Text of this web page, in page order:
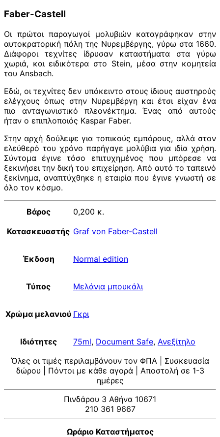
Faber-Castell
Οι πρώτοι παραγωγοί μολυβιών καταγράφηκαν στην
αυτοκρατορική πόλη της Νυρεμβέργης, γύρω στα 1660.
Διάφοροι τεχνίτες ίδρυσαν καταστήματα στα γύρω
χωριά, και ειδικότερα στο Stein, μέσα στην κομητεία
του Ansbach.
Εδώ, οι τεχνίτες δεν υπόκειντο στους ίδιους αυστηρούς
ελέγχους όπως στην Νυρεμβέργη και έτσι είχαν ένα
πιο ανταγωνιστικό πλεονέκτημα. Ένας από αυτούς
ήταν ο επιπλοποιός Kaspar Faber.
Στην αρχή δούλεψε για τοπικούς εμπόρους, αλλά στον
ελεύθερό του χρόνο παρήγαγε μολύβια για ιδία χρήση.
Σύντομα έγινε τόσο επιτυχημένος που μπόρεσε να
ξεκινήσει την δική του επιχείρηση. Από αυτό το ταπεινό
ξεκίνημα, αναπτύχθηκε η εταιρία που έγινε γνωστή σε
όλο τον κόσμο.
Βάρος
0,200 κ.
Κατασκευαστής Graf von Faber-Castell
Έκδοση Normal edition
Τύπος Μελάνια μπουκάλι
Χρώμα μελανιού Γκρι
Ιδιότητες 75ml, Document Safe, Ανεξίτηλο
Όλες οι τιμές περιλαμβάνουν τον ΦΠΑ | Συσκευασία
δώρου | Πόντοι με κάθε αγορά | Αποστολή σε 1-3
ημέρες
Πινδάρου 3 Αθήνα 10671
210 361 9667
Ωράριο Καταστήματος